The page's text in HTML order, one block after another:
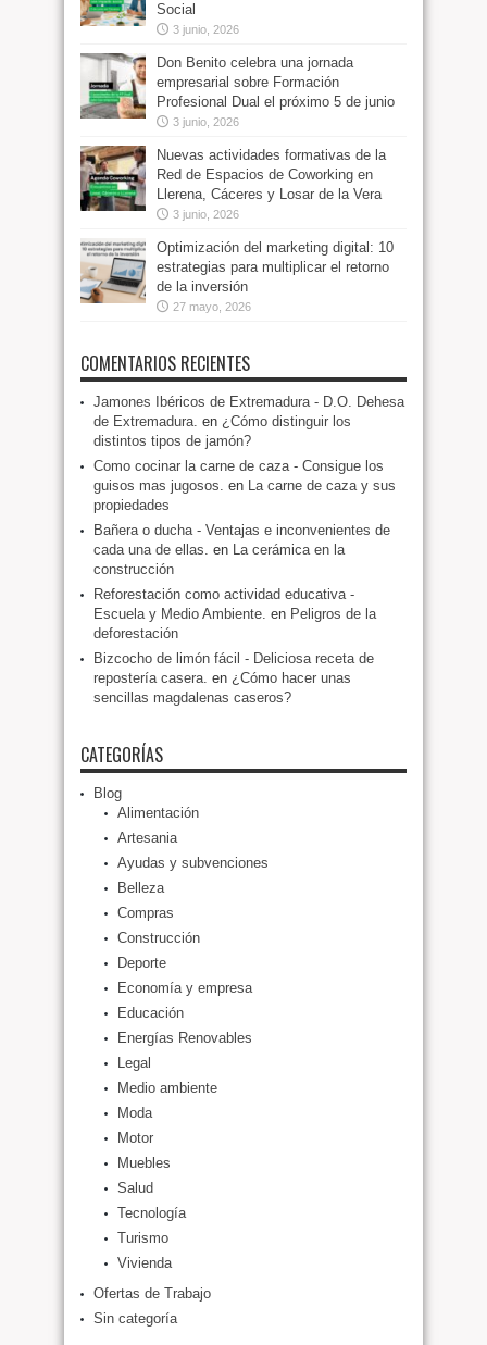
Social
3 junio, 2026
Don Benito celebra una jornada
empresarial sobre Formación
Profesional Dual el próximo 5 de junio
3 junio, 2026
Nuevas actividades formativas de la
Red de Espacios de Coworking en
Llerena, Cáceres y Losar de la Vera
3 junio, 2026
Optimización del marketing digital: 10
estrategias para multiplicar el retorno
de la inversión
27 mayo, 2026
COMENTARIOS RECIENTES
Jamones Ibéricos de Extremadura - D.O. Dehesa
de Extremadura. en ¿Cómo distinguir los
distintos tipos de jamón?
Como cocinar la carne de caza - Consigue los
guisos mas jugosos. en La carne de caza y sus
propiedades
Bañera o ducha - Ventajas e inconvenientes de
cada una de ellas. en La cerámica en la
construcción
Reforestación como actividad educativa -
Escuela y Medio Ambiente. en Peligros de la
deforestación
Bizcocho de limón fácil - Deliciosa receta de
repostería casera. en ¿Cómo hacer unas
sencillas magdalenas caseros?
CATEGORÍAS
Blog
Alimentación
Artesania
Ayudas y subvenciones
Belleza
Compras
Construcción
Deporte
Economía y empresa
Educación
Energías Renovables
Legal
Medio ambiente
Moda
Motor
Muebles
Salud
Tecnología
Turismo
Vivienda
Ofertas de Trabajo
Sin categoría